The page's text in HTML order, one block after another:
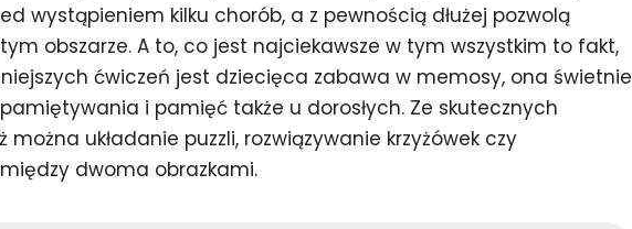
wystąpieniem kilku chorób, a z pewnością dłużej pozwolą
obszarze. A to, co jest najciekawsze w tym wszystkim to fakt,
ćwiczeń jest dziecięca zabawa w memosy, ona świetnie
i pamięć także u dorosłych. Ze skutecznych
układanie puzzli, rozwiązywanie krzyżówek czy
dwoma obrazkami.